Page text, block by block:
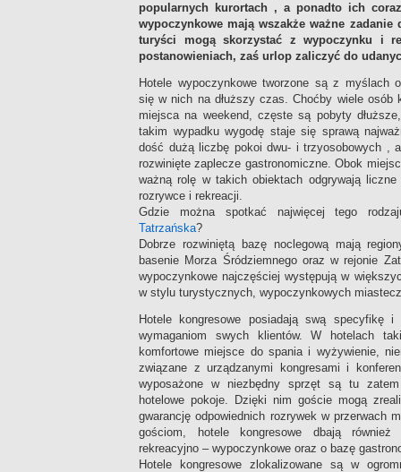
popularnych kurortach , a ponadto ich
wypoczynkowe mają wszakże ważne zadanie
turyści mogą skorzystać z wypoczynku i
postanowieniach, zaś urlop zaliczyć do
Hotele wypoczynkowe tworzone są z myślach
się w nich na dłuższy czas. Choćby wiele
miejsca na weekend, częste są pobyty
takim wypadku wygodę staje się sprawą
dość dużą liczbę pokoi dwu- i trzyosobowych ,
rozwinięte zaplecze gastronomiczne. Obok
ważną rolę w takich obiektach odgrywają liczne
rozrywce i rekreacji.
Gdzie można spotkać najwięcej tego
Tatrzańska?
Dobrze rozwiniętą bazę noclegową mają
basenie Morza Śródziemnego oraz w rejonie
wypoczynkowe najczęściej występują w
w stylu turystycznych, wypoczynkowych
Hotele kongresowe posiadają swą specyfikę
wymaganiom swych klientów. W hotelach
komfortowe miejsce do spania i wyżywienie,
związane z urządzanymi kongresami i
wyposażone w niezbędny sprzęt są tu
hotelowe pokoje. Dzięki nim goście mogą
gwarancję odpowiednich rozrywek w przerwach
gościom, hotele kongresowe dbają również
rekreacyjno – wypoczynkowe oraz o bazę
Hotele kongresowe zlokalizowane są w